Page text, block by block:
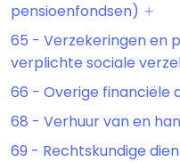
pensioenfondsen)
65 - Verzekeringen en
verplichte sociale
66 - Overige financiële
68 - Verhuur van en
69 - Rechtskundige